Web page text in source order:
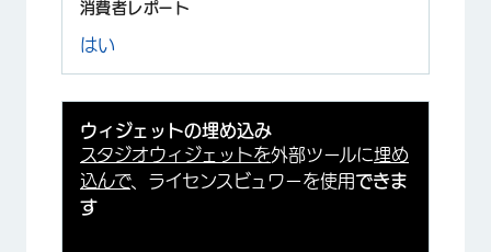
はい
ウィジェットの埋め込み
スタジオウィジェットを外部ツールに埋め
込んで、ライセンスビュワーを使用できま
す